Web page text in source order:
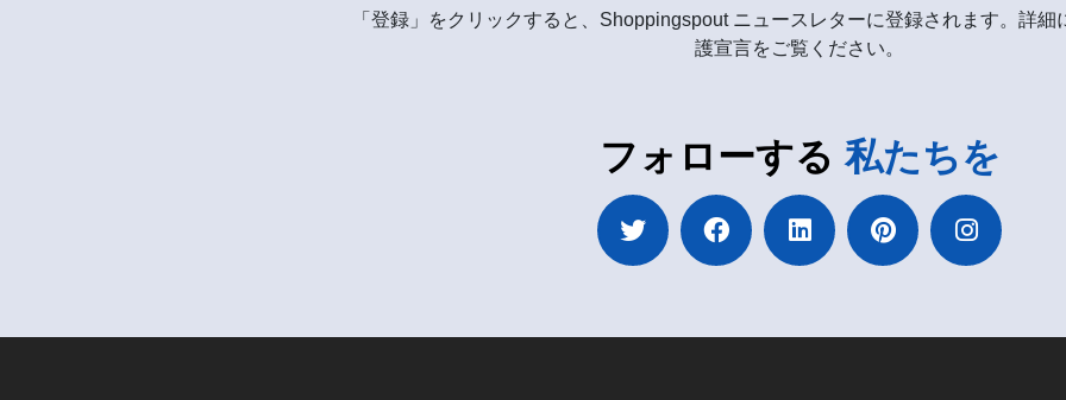
「登録」をクリックすると、Shoppingspout ニュースレターに登録されます。詳細
護宣言をご覧ください。
フォローする私たちを